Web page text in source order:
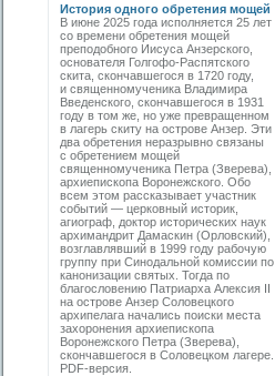
История одного обретения мощей
В июне 2025 года исполняется 25 лет
со времени обретения мощей
преподобного Иисуса Анзерского,
основателя Голгофо-Распятского
скита, скончавшегося в 1720 году,
и священномученика Владимира
Введенского, скончавшегося в 1931
году в том же, но уже превращенном
в лагерь скиту на острове Анзер. Эти
два обретения неразрывно связаны
с обретением мощей
священномученика Петра (Зверева),
архиепископа Воронежского. Обо
всем этом рассказывает участник
событий — церковный историк,
агиограф, доктор исторических наук
архимандрит Дамаскин (Орловский),
возглавлявший в 1999 году рабочую
группу при Синодальной комиссии по
канонизации святых. Тогда по
благословению Патриарха Алексия II
на острове Анзер Соловецкого
архипелага начались поиски места
захоронения архиепископа
Воронежского Петра (Зверева),
скончавшегося в Соловецком лагере.
PDF-версия.